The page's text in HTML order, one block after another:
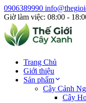
0906389990
Giờ làm việc: 08:00 -
Trang Chủ
Giới thiệu
Sản phẩm
Cây Cảnh
Cây